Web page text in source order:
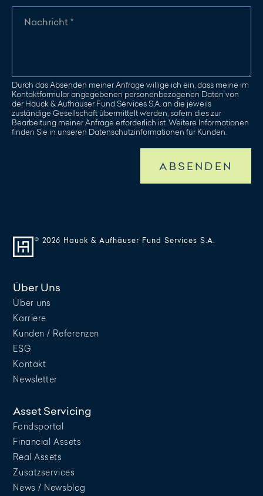
Durch das Absenden meiner Anfrage willige ich ein, dass meine im
Kontaktformular angegebenen personenbezogenen Daten von
der Hauck & Aufhäuser Fund Services S.A. an die jeweils
zuständige Gesellschaft übermittelt werden, sofern dies zur
Bearbeitung meiner Anfrage erforderlich ist. Weitere Informationen
finden Sie in unseren Datenschutzinformationen für Kunden.
ABSENDEN
© 2026 Hauck & Aufhäuser Fund Services S.A.
Über Uns
Über uns
Karriere
Kunden / Referenzen
ESG
Kontakt
Newsletter
Asset Servicing
Fondsportal
Financial Assets
Real Assets
Zusatzservices
News / Newsblog